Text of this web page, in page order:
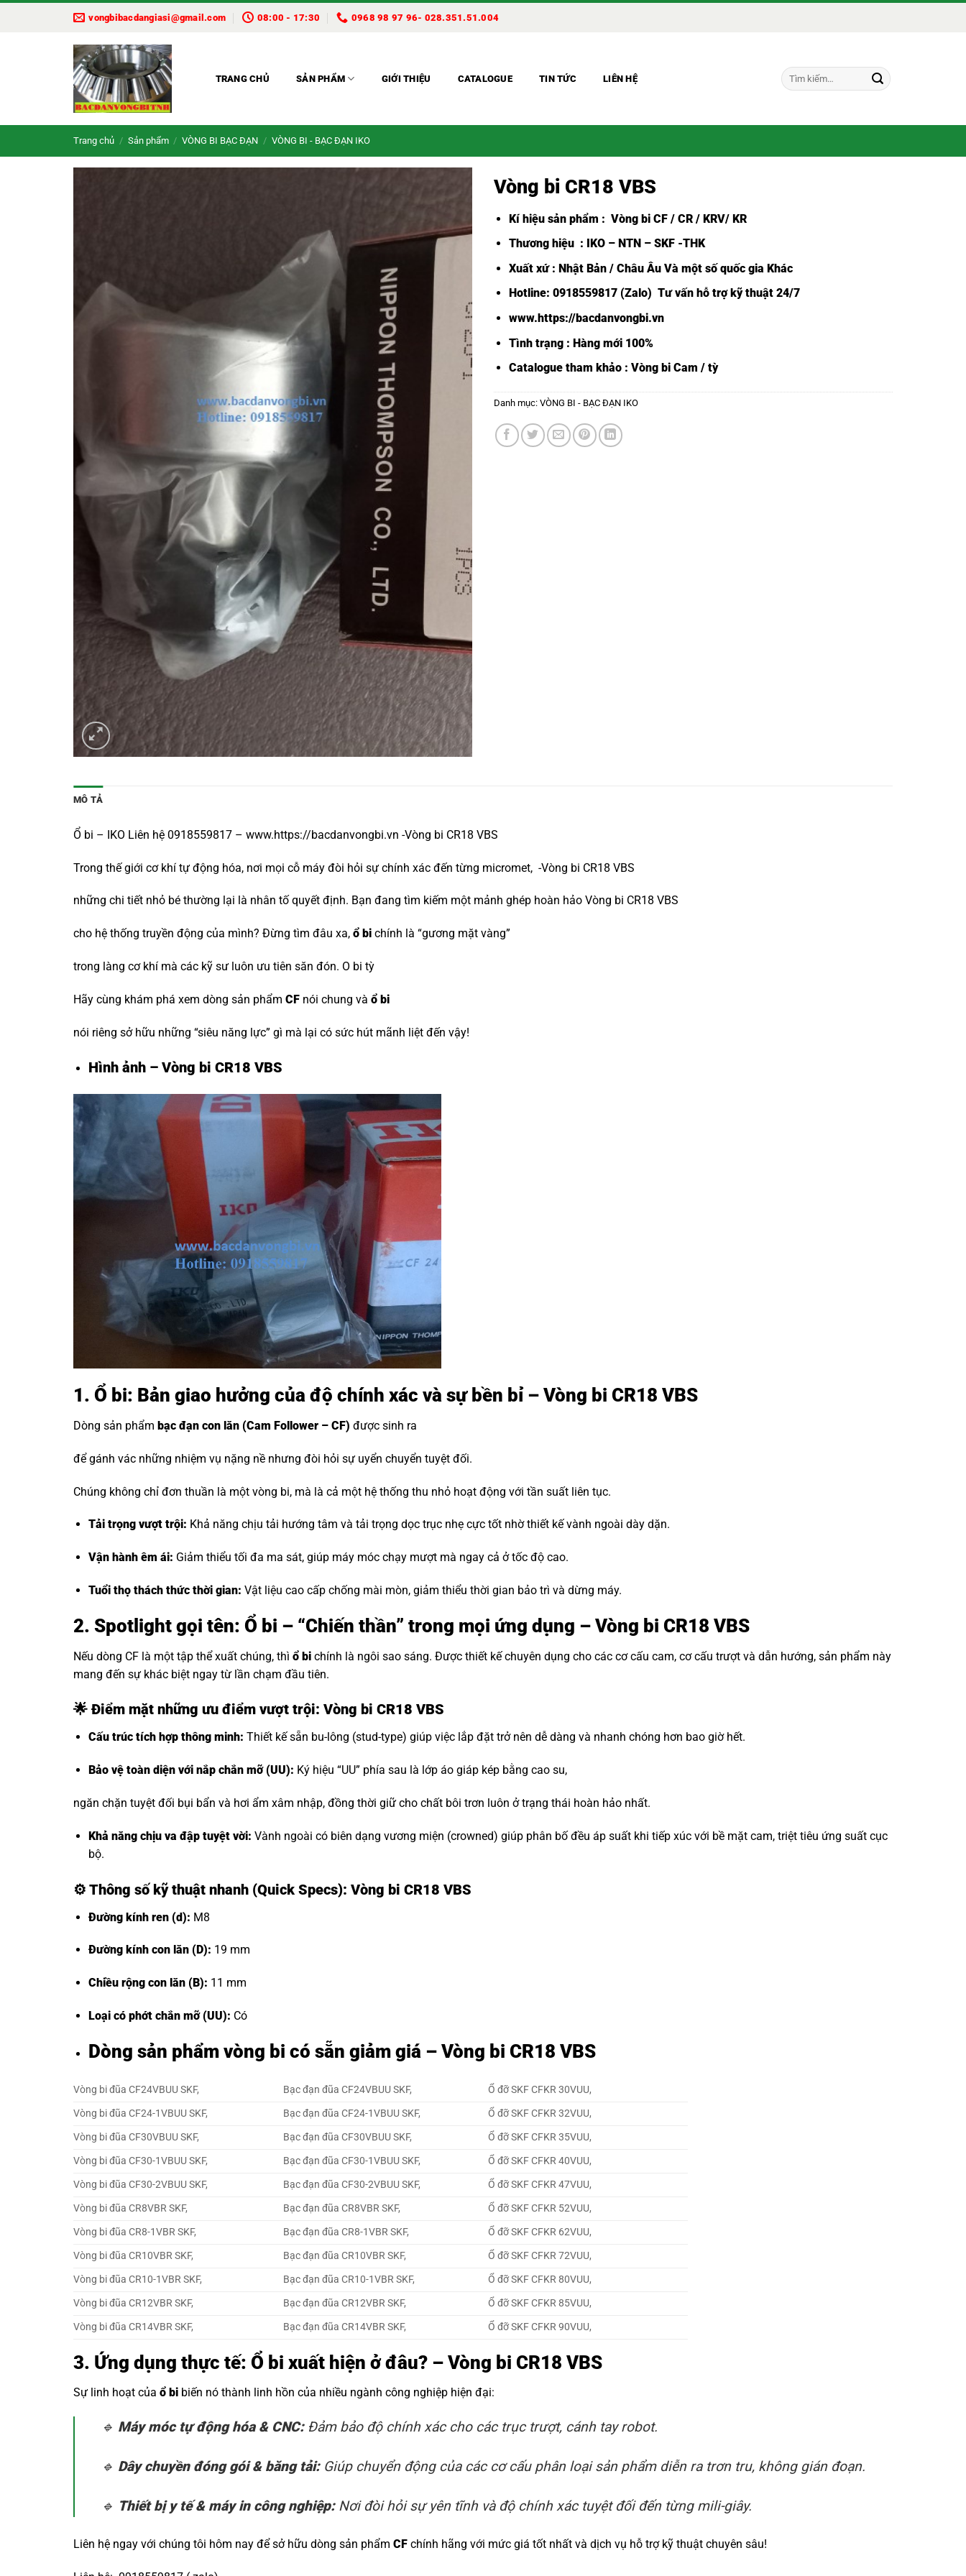
vongbibacdangiasi@gmail.com 08:00 - 17:30 0968 98 97 96- 028.351.51.004
TRANG CHỦ SẢN PHẨM GIỚI THIỆU CATALOGUE TIN TỨC LIÊN HỆ
Tìm
kiếm:
Trang chủ / Sản phẩm / VÒNG BI BẠC ĐẠN / VÒNG BI - BẠC ĐẠN IKO
Vòng bi CR18 VBS
Kí hiệu sản phẩm : Vòng bi CF / CR / KRV/ KR
Thương hiệu : IKO – NTN – SKF -THK
Xuất xứ : Nhật Bản / Châu Âu Và một số quốc gia Khác
Hotline: 0918559817 (Zalo) Tư vấn hỗ trợ kỹ thuật 24/7
www.https://bacdanvongbi.vn
Tình trạng : Hàng mới 100%
Catalogue tham khảo : Vòng bi Cam / tỳ
Danh mục: VÒNG BI - BẠC ĐẠN IKO
MÔ TẢ
Ổ bi – IKO Liên hệ 0918559817 – www.https://bacdanvongbi.vn -Vòng bi CR18 VBS
Trong thế giới cơ khí tự động hóa, nơi mọi cỗ máy đòi hỏi sự chính xác đến từng micromet, -Vòng bi CR18 VBS
những chi tiết nhỏ bé thường lại là nhân tố quyết định. Bạn đang tìm kiếm một mảnh ghép hoàn hảo Vòng bi CR18 VBS
cho hệ thống truyền động của mình? Đừng tìm đâu xa, ổ bi chính là “gương mặt vàng”
trong làng cơ khí mà các kỹ sư luôn ưu tiên săn đón. O bi tỳ
Hãy cùng khám phá xem dòng sản phẩm CF nói chung và ổ bi
nói riêng sở hữu những “siêu năng lực” gì mà lại có sức hút mãnh liệt đến vậy!
Hình ảnh – Vòng bi CR18 VBS
1. Ổ bi: Bản giao hưởng của độ chính xác và sự bền bỉ – Vòng bi CR18 VBS
Dòng sản phẩm bạc đạn con lăn (Cam Follower – CF) được sinh ra
để gánh vác những nhiệm vụ nặng nề nhưng đòi hỏi sự uyển chuyển tuyệt đối.
Chúng không chỉ đơn thuần là một vòng bi, mà là cả một hệ thống thu nhỏ hoạt động với tần suất liên tục.
Tải trọng vượt trội: Khả năng chịu tải hướng tâm và tải trọng dọc trục nhẹ cực tốt nhờ thiết kế vành ngoài dày dặn.
Vận hành êm ái: Giảm thiểu tối đa ma sát, giúp máy móc chạy mượt mà ngay cả ở tốc độ cao.
Tuổi thọ thách thức thời gian: Vật liệu cao cấp chống mài mòn, giảm thiểu thời gian bảo trì và dừng máy.
2. Spotlight gọi tên: Ổ bi – “Chiến thần” trong mọi ứng dụng – Vòng bi CR18 VBS
Nếu dòng CF là một tập thể xuất chúng, thì ổ bi chính là ngôi sao sáng. Được thiết kế chuyên dụng cho các cơ cấu cam, cơ cấu trượt và dẫn hướng, sản phẩm này
mang đến sự khác biệt ngay từ lần chạm đầu tiên.
🌟 Điểm mặt những ưu điểm vượt trội: Vòng bi CR18 VBS
Cấu trúc tích hợp thông minh: Thiết kế sẵn bu-lông (stud-type) giúp việc lắp đặt trở nên dễ dàng và nhanh chóng hơn bao giờ hết.
Bảo vệ toàn diện với nắp chắn mỡ (UU): Ký hiệu “UU” phía sau là lớp áo giáp kép bằng cao su,
ngăn chặn tuyệt đối bụi bẩn và hơi ẩm xâm nhập, đồng thời giữ cho chất bôi trơn luôn ở trạng thái hoàn hảo nhất.
Khả năng chịu va đập tuyệt vời: Vành ngoài có biên dạng vương miện (crowned) giúp phân bố đều áp suất khi tiếp xúc với bề mặt cam, triệt tiêu ứng suất cục
bộ.
⚙️ Thông số kỹ thuật nhanh (Quick Specs): Vòng bi CR18 VBS
Đường kính ren (d): M8
Đường kính con lăn (D): 19 mm
Chiều rộng con lăn (B): 11 mm
Loại có phớt chắn mỡ (UU): Có
Dòng sản phẩm vòng bi có sẵn giảm giá – Vòng bi CR18 VBS
Vòng bi đũa CF24VBUU SKF, Bạc đạn đũa CF24VBUU SKF,
Ổ đỡ SKF CFKR 30VUU,
Vòng bi đũa CF24-1VBUU SKF,
Bạc đạn đũa CF24-1VBUU SKF,
Ổ đỡ SKF CFKR 32VUU,
Vòng bi đũa CF30VBUU SKF,
Bạc đạn đũa CF30VBUU SKF,
Ổ đỡ SKF CFKR 35VUU,
Vòng bi đũa CF30-1VBUU SKF,
Bạc đạn đũa CF30-1VBUU SKF,
Ổ đỡ SKF CFKR 40VUU,
Vòng bi đũa CF30-2VBUU SKF,
Bạc đạn đũa CF30-2VBUU SKF,
Ổ đỡ SKF CFKR 47VUU,
Vòng bi đũa CR8VBR SKF,
Bạc đạn đũa CR8VBR SKF,
Ổ đỡ SKF CFKR 52VUU,
Vòng bi đũa CR8-1VBR SKF,
Bạc đạn đũa CR8-1VBR SKF,
Ổ đỡ SKF CFKR 62VUU,
Vòng bi đũa CR10VBR SKF,
Bạc đạn đũa CR10VBR SKF,
Ổ đỡ SKF CFKR 72VUU,
Vòng bi đũa CR10-1VBR SKF,
Bạc đạn đũa CR10-1VBR SKF,
Ổ đỡ SKF CFKR 80VUU,
Vòng bi đũa CR12VBR SKF,
Bạc đạn đũa CR12VBR SKF,
Ổ đỡ SKF CFKR 85VUU,
Vòng bi đũa CR14VBR SKF,
Bạc đạn đũa CR14VBR SKF, Ổ đỡ SKF CFKR 90VUU,
3. Ứng dụng thực tế: Ổ bi xuất hiện ở đâu? – Vòng bi CR18 VBS
Sự linh hoạt của ổ bi biến nó thành linh hồn của nhiều ngành công nghiệp hiện đại:
🔹 Máy móc tự động hóa & CNC:Đảm bảo độ chính xác cho các trục trượt, cánh tay robot.
🔹 Dây chuyền đóng gói & băng tải:Giúp chuyển động của các cơ cấu phân loại sản phẩm diễn ra trơn tru, không gián đoạn.
🔹 Thiết bị y tế & máy in công nghiệp:Nơi đòi hỏi sự yên tĩnh và độ chính xác tuyệt đối đến từng mili-giây.
Liên hệ ngay với chúng tôi hôm nay để sở hữu dòng sản phẩm CF chính hãng với mức giá tốt nhất và dịch vụ hỗ trợ kỹ thuật chuyên sâu!